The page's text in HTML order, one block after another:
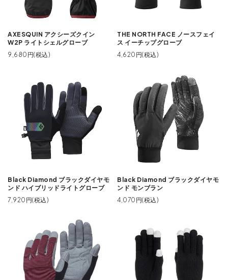
AXESQUIN アクシーズクイン
W2P ライトシェルグローブ
9,680円(税込)
THE NORTH FACE ノースフェイ
ス イーチップグローブ
4,620円(税込)
Black Diamond ブラックダイヤモ
ンド ハイブリッドライトグローブ
7,920円(税込)
Black Diamond ブラックダイヤモ
ンド モンブラン
4,070円(税込)